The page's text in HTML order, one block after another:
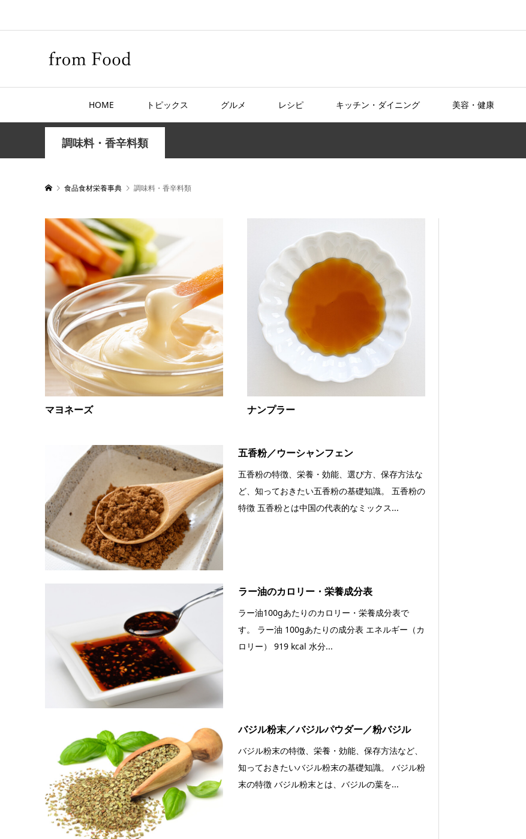
HOME トピックス グルメ レシピ キッチン・ダイニング 美容・健康
調味料・香辛料類
食品食材栄養事典 調味料・香辛料類
マヨネーズ ナンプラー
五香粉／ウーシャンフェン
五香粉の特徴、栄養・効能、選び方、保存方法な
ど、知っておきたい五香粉の基礎知識。 五香粉の
特徴 五香粉とは中国の代表的なミックス...
ラー油のカロリー・栄養成分表
ラー油100gあたりのカロリー・栄養成分表で
す。 ラー油 100gあたりの成分表 エネルギー（カ
ロリー） 919 kcal 水分...
バジル粉末／バジルパウダー／粉バジル
バジル粉末の特徴、栄養・効能、保存方法など、
知っておきたいバジル粉末の基礎知識。 バジル粉
末の特徴 バジル粉末とは、バジルの葉を...